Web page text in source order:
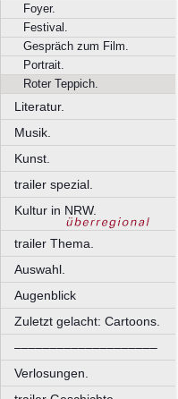
Foyer.
Festival.
Gespräch zum Film.
Portrait.
Roter Teppich.
Literatur.
Musik.
Kunst.
trailer spezial.
Kultur in NRW.
trailer Thema.
Auswahl.
Augenblick
Zuletzt gelacht: Cartoons.
––––––––––––––––––––
Verlosungen.